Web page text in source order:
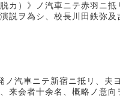
カ）》ノ汽車ニテ赤羽ニ
説ヲ為シ、校長川田鉄弥
汽車ニテ新宿ニ抵リ、夫
来会者十余名、概略ノ意